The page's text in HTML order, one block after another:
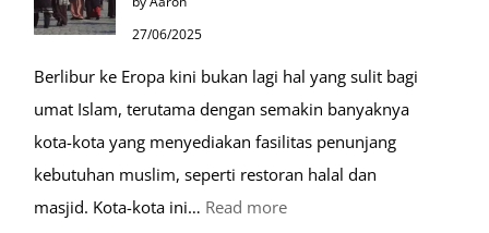
Mulia
Masjid
Nabawi
27/06/2025
Berlibur ke Eropa kini bukan lagi hal yang sulit bagi
umat Islam, terutama dengan semakin banyaknya
kota-kota yang menyediakan fasilitas penunjang
kebutuhan muslim, seperti restoran halal dan
masjid. Kota-kota ini… Read more: